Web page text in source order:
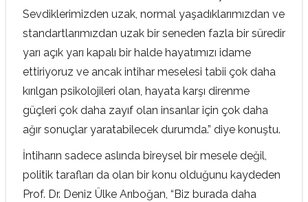
Sevdiklerimizden uzak, normal yaşadıklarımızdan ve
standartlarımızdan uzak bir seneden fazla bir süredir
yarı açık yarı kapalı bir halde hayatımızı idame
ettiriyoruz ve ancak intihar meselesi tabii çok daha
kırılgan psikolojileri olan, hayata karşı direnme
güçleri çok daha zayıf olan insanlar için çok daha
ağır sonuçlar yaratabilecek durumda.” diye konuştu.
İntiharın sadece aslında bireysel bir mesele değil,
politik tarafları da olan bir konu olduğunu kaydeden
Prof. Dr. Deniz Ülke Arıboğan, “Biz burada daha